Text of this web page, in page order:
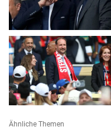
Ähnliche Themen